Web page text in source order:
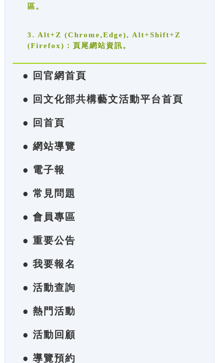
區。
3. Alt+Z (Chrome,Edge), Alt+Shift+Z
(Firefox)：頁尾網站資訊。
● 回官網首頁
● 回文化部共構藝文活動平台首頁
● 回首頁
● 網站導覽
● 電子報
● 常見問題
● 會員專區
● 重要公告
● 我要報名
● 活動查詢
● 熱門活動
● 活動回顧
● 導覽預約